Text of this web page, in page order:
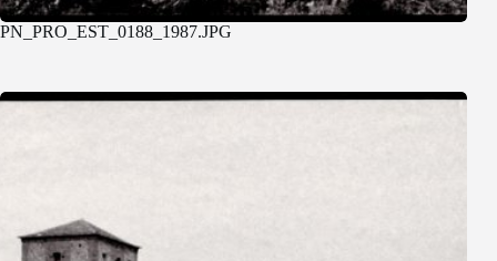
PN_PRO_EST_0188_1987.JPG